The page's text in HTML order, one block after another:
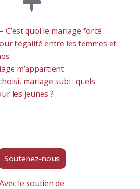
C’est quoi le mariage forcé
l’égalité entre les femmes et
m’appartient
mariage subi : quels
les jeunes ?
Soutenez-nous
Avec le soutien de